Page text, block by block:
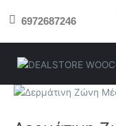
στο 6972687246
Δερμάτινη
Μέσης